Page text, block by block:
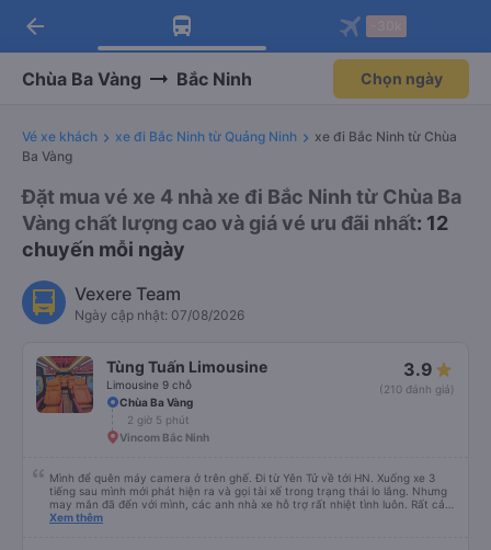
Tải app Vexere ngay!
Nhận ưu đãi thành viên độc
Mở app
Tải app Vexere
-30k/ghế khi đặt vé máy bay qua
Mở app
arrow_back
Chùa Ba Vàng Bắc Ninh Chọn ngày
Vé xe khách xe đi Bắc Ninh từ Quảng Ninh
xe đi Bắc Ninh từ Chùa
Ba Vàng
Đặt mua vé xe 4 nhà xe đi Bắc Ninh từ Chùa Ba
Vàng chất lượng cao và giá vé ưu đãi nhất: 12
chuyến mỗi ngày
Vexere Team
Ngày cập nhật: 07/08/2026
Tùng Tuấn Limousine
Limousine 9 chỗ
3.9
(210 đánh giá)
Chùa Ba Vàng
2 giờ 5 phút
Vincom Bắc Ninh
Mình để quên máy camera ở trên ghế. Đi từ Yên Tử về tới HN. Xuống xe 3
tiếng sau mình mới phát hiện ra và gọi tài xế trong trạng thái lo lắng. Nhưng
may mắn đã đến với mình, các anh nhà xe hỗ trợ rất nhiệt tình luôn. Rất cảm
ơn và chúc các anh nhà xe Tùng Tuấn sức khoẻ, vạn dặm bình an ạ!
Xem thêm